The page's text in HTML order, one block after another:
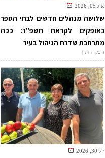
אוג 05, 2026
שלושה מנהלים חדשים לבתי הספר
באופקים לקראת תשפ"ז: ככה
מתרחבת שדרת הניהול בעיר
דופק החינוך
יול 30, 2026